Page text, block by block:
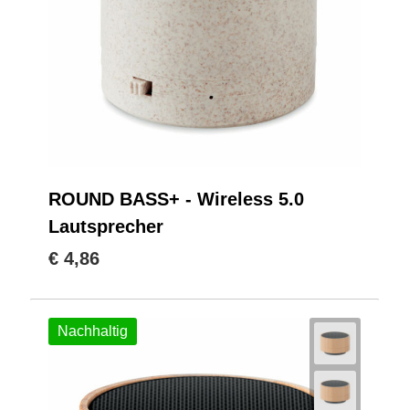
ROUND BASS+ - Wireless 5.0
Lautsprecher
€ 4,86
Nachhaltig